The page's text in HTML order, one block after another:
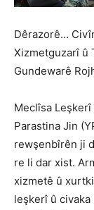
Dêrazorê…
Xizmetguzarî û
Gundewarê
Meclîsa
Parastina Jin
rewşenbîrên ji
re li dar xist.
xizmetê û
leşkerî û